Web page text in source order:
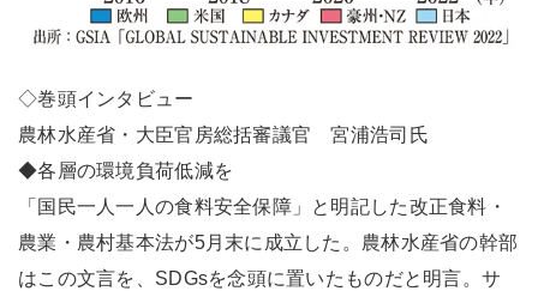
◇巻頭インタビュー
農林水産省・大臣官房総括審議官 宮浦浩司氏
◆各層の環境負荷低減を
「国民一人一人の食料安全保障」と明記した改正食料・
農業・農村基本法が5月末に成立した。農林水産省の幹部
はこの文言を、SDGsを念頭に置いたものだと明言。サ